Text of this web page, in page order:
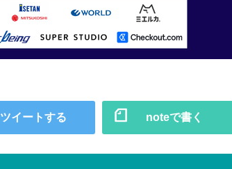
ツイートする noteで書く